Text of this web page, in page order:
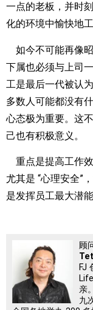
一点的老板，并时
化的环境中愉快地工
如今不可能再像
下属也必须与上司
工是最后一代被认
多数人可能都没有
心态极为重要。这
己也有积极意义。
重点是提高工作效
尤其是 “心理安全”
是发挥员工最大潜
顾
FJ
亲
九